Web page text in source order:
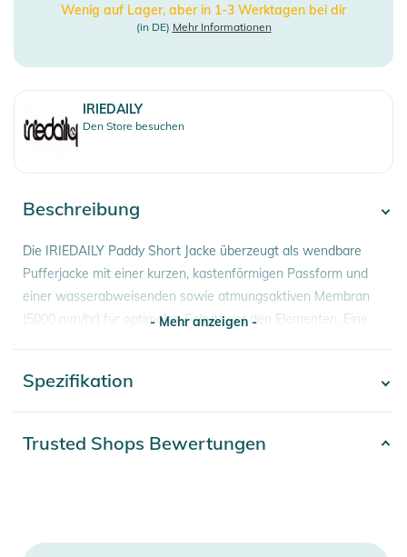
Wenig auf Lager, aber in 1-3 Werktagen bei dir
(in DE) Mehr Informationen
IRIEDAILY
Den Store besuchen
Beschreibung
Die IRIEDAILY Paddy Short Jacke überzeugt als wendbare
Pufferjacke mit einer kurzen, kastenförmigen Passform und
einer wasserabweisenden sowie atmungsaktiven Membran
(5000 mm/br) für optimalen Schutz vor den Elementen. Eine
sorgt für angenehme Wärme. Praktische Details wie
eingesetzte Vordertaschen, ein durchgehender
Ärmelenden und Saum machen diese aus recyceltem
Eigenschaften:
- Mehr anzeigen -
Spezifikation
Trusted Shops Bewertungen